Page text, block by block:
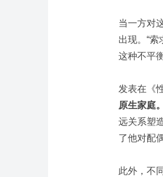
当一方对
出现。“索
这种不平
发表在《
原生家庭。
远关系塑
了他对配
此外，不